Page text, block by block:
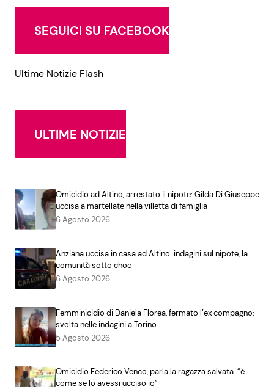
SEGUICI SU FACEBOOK
Ultime Notizie Flash
ULTIME NOTIZIE
Omicidio ad Altino, arrestato il nipote: Gilda Di Giuseppe
uccisa a martellate nella villetta di famiglia
6 Agosto 2026
Anziana uccisa in casa ad Altino: indagini sul nipote, la
comunità sotto choc
6 Agosto 2026
Femminicidio di Daniela Florea, fermato l’ex compagno:
svolta nelle indagini a Torino
5 Agosto 2026
Omicidio Federico Venco, parla la ragazza salvata: “è
come se lo avessi ucciso io”